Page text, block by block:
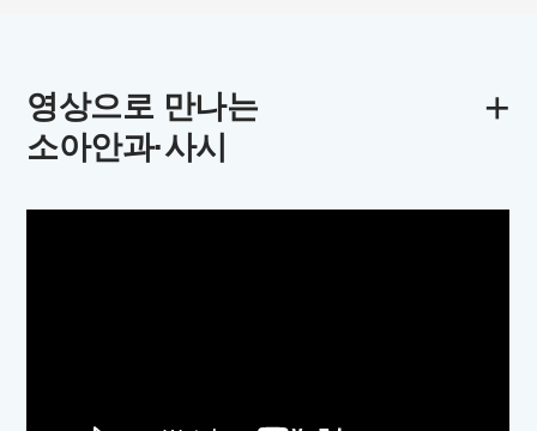
영상으로 만나는
소아안과·사시
+